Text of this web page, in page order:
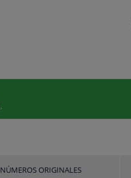
.
NÚMEROS ORIGINALES